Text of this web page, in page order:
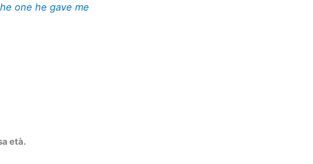
one he gave me
età.